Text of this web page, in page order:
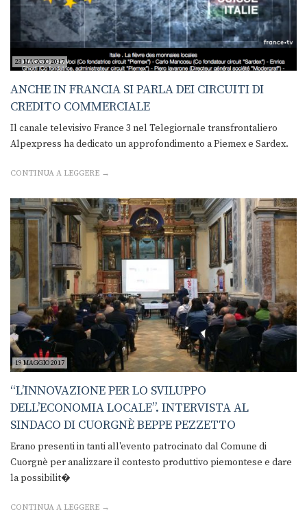
23 MAGGIO 2017
ANCHE IN FRANCIA SI PARLA DEI CIRCUITI DI
CREDITO COMMERCIALE
Il canale televisivo France 3 nel Telegiornale transfrontaliero
Alpexpress ha dedicato un approfondimento a Piemex e Sardex.
CONTINUA A LEGGERE →
19 MAGGIO 2017
“L’INNOVAZIONE PER LO SVILUPPO
DELL’ECONOMIA LOCALE”. INTERVISTA AL
SINDACO DI CUORGNÈ BEPPE PEZZETTO
Erano presenti in tanti all'evento patrocinato dal Comune di
Cuorgnè per analizzare il contesto produttivo piemontese e dare
la possibilit�
CONTINUA A LEGGERE →